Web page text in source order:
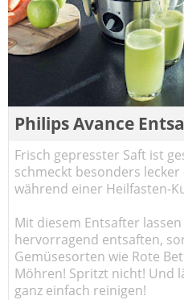
Philips Avance
Frisch gepresster Saft ist
schmeckt besonders
während einer Heilfasten-
Mit diesem Entsafter
hervorragend entsaften,
Gemüsesorten wie Rote
Möhren! Spritzt nicht! Und
ganz einfach reinigen!